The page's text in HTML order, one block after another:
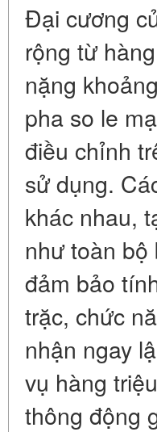
Đại cương
rộng từ
nặng
pha so le
điều chỉnh
sử dụng.
khác nhau,
như toàn
đảm bảo
trặc, chức
nhận ngay
vụ hàng
thông động